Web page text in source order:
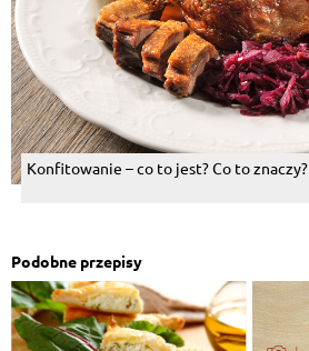
Konfitowanie – co to jest? Co to znaczy?
Podobne przepisy